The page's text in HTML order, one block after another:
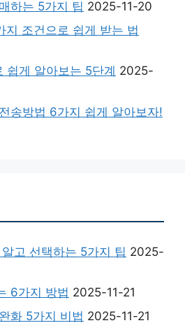
하는 5가지 팁 2025-11-20
지 조건으로 쉽게 받는 법
쉽게 알아보는 5단계 2025-
송방법 6가지 쉽게 알아보자!
고 선택하는 5가지 팁 2025-
6가지 방법 2025-11-21
화 5가지 비법 2025-11-21